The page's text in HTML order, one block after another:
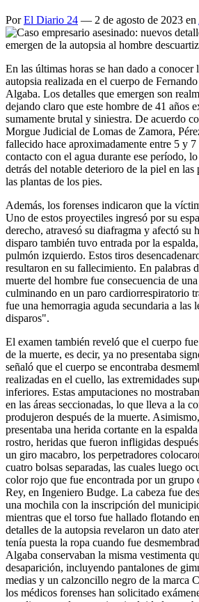
PorEl Diario 24 — 2 de agosto de 2023 en
En las últimas horas se han dado a conocer
autopsia realizada en el cuerpo de
Algaba. Los detalles que emergen son
dejando claro que este hombre de 41 años
sumamente brutal y siniestra. De acuerdo
Morgue Judicial de Lomas de Zamora,
fallecido hace aproximadamente entre 5 y
contacto con el agua durante ese período,
detrás del notable deterioro de la piel en las
las plantas de los pies.
Además, los forenses indicaron que la
Uno de estos proyectiles ingresó por su
derecho, atravesó su diafragma y afectó su
disparo también tuvo entrada por la
pulmón izquierdo. Estos tiros
resultaron en su fallecimiento. En palabras
muerte del hombre fue consecuencia de
culminando en un paro cardiorrespiratorio
fue una hemorragia aguda secundaria a las
disparos".
El examen también reveló que el cuerpo
de la muerte, es decir, ya no presentaba
señaló que el cuerpo se encontraba
realizadas en el cuello, las extremidades
inferiores. Estas amputaciones no
en las áreas seccionadas, lo que lleva a la
produjeron después de la muerte.
presentaba una herida cortante en la
rostro, heridas que fueron infligidas
un giro macabro, los perpetradores
cuatro bolsas separadas, las cuales luego
color rojo que fue encontrada por un grupo
Rey, en Ingeniero Budge. La cabeza fue
una mochila con la inscripción del
mientras que el torso fue hallado flotando
detalles de la autopsia revelaron un dato
tenía puesta la ropa cuando fue
Algaba conservaban la misma vestimenta
desaparición, incluyendo pantalones de
medias y un calzoncillo negro de la marca
los médicos forenses han solicitado